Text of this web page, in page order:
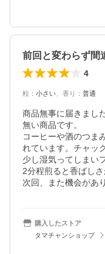
前回と変わらず間
4
粒 ： 小さい 香り ： 普通
商品無事に届きまし
無い商品です。
コーヒーや酒のつま
れています。チャッ
少し湿気ってしまい
2分程煎ると香ばしさ
次回、また機会があ
購入したストア
タマチャンショップ